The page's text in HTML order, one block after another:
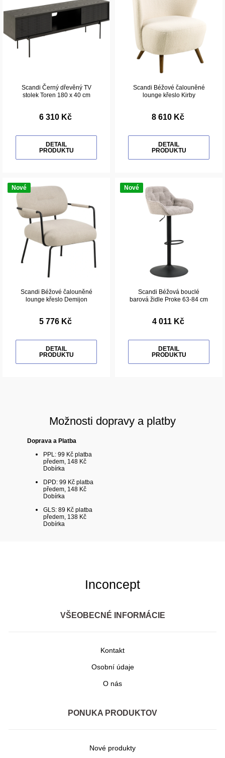
Scandi Černý dřevěný TV
stolek Toren 180 x 40 cm
6 310 Kč
DETAIL
PRODUKTU
Scandi Béžové čalouněné
lounge křeslo Kirby
8 610 Kč
DETAIL
PRODUKTU
Nové
Scandi Béžové čalouněné
lounge křeslo Demijon
5 776 Kč
DETAIL
PRODUKTU
Nové
Scandi Béžová bouclé
barová židle Proke 63-84 cm
4 011 Kč
DETAIL
PRODUKTU
Možnosti dopravy a platby
Doprava a Platba
PPL: 99 Kč platba
předem, 148 Kč
Dobírka
DPD: 99 Kč platba
předem, 148 Kč
Dobírka
GLS: 89 Kč platba
předem, 138 Kč
Dobírka
Inconcept
VŠEOBECNÉ INFORMÁCIE
Kontakt
Osobní údaje
O nás
PONUKA PRODUKTOV
Nové produkty